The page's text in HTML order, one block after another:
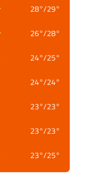
28°/29°
26°/28°
24°/25°
24°/24°
23°/23°
23°/23°
23°/25°